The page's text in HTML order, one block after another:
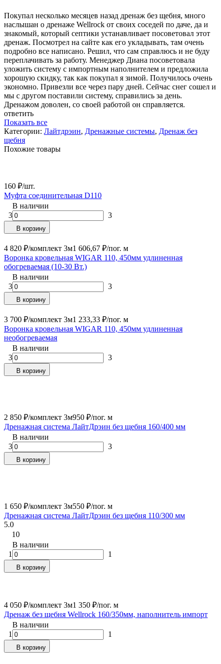
Покупал несколько месяцев назад дренаж без щебня, много
наслышан о дренаже Wellrock от своих соседей по даче, да и
знакомый, который септики устанавливает посоветовал этот
дренаж. Посмотрел на сайте как его укладывать, там очень
подробно все написано. Решил, что сам справлюсь и не буду
переплачивать за работу. Менеджер Диана посоветовала
уложить систему с импортным наполнителем и предложила
хорошую скидку, так как покупал я зимой. Получилось очень
экономно. Привезли все через пару дней. Сейчас снег сошел и
мы с другом поставили систему, справились за день.
Дренажом доволен, со своей работой он справляется.
ответить
Показать все
Категории: Лайтдрэин, Дренажные системы, Дренаж без
щебня
Похожие товары
160 ₽/шт.
Муфта соединительная D110
В наличии
3
3
В корзину
4 820 ₽/комплект 3м1 606,67 ₽/пог. м
Воронка кровельная WIGAR 110, 450мм удлиненная
обогреваемая (10-30 Вт.)
В наличии
3
3
В корзину
3 700 ₽/комплект 3м1 233,33 ₽/пог. м
Воронка кровельная WIGAR 110, 450мм удлиненная
необогреваемая
В наличии
3
3
В корзину
2 850 ₽/комплект 3м950 ₽/пог. м
Дренажная система ЛайтДрэин без щебня 160/400 мм
В наличии
3
3
В корзину
1 650 ₽/комплект 3м550 ₽/пог. м
Дренажная система ЛайтДрэин без щебня 110/300 мм
5.0
10
В наличии
1
1
В корзину
4 050 ₽/комплект 3м1 350 ₽/пог. м
Дренаж без щебня Wellrock 160/350мм, наполнитель импорт
В наличии
1
1
В корзину